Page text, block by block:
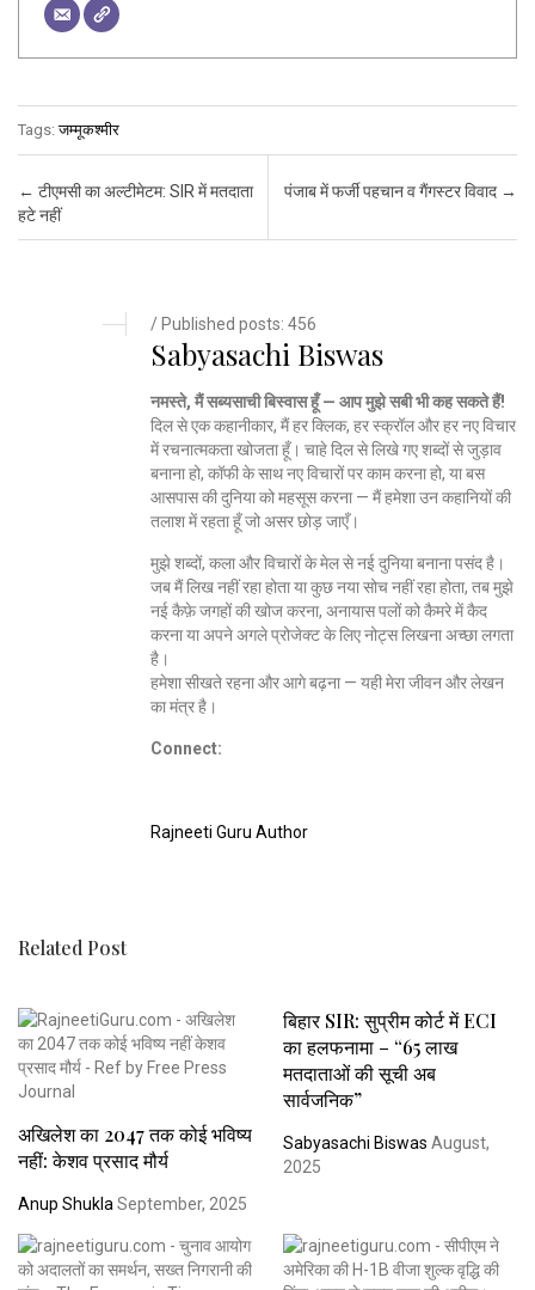
Tags:जम्मूकश्मीर
Post navigation
← टीएमसी का अल्टीमेटम: SIR में मतदाता
हटे नहीं
पंजाब में फर्जी पहचान व गैंगस्टर विवाद →
/ Published posts: 456
Sabyasachi Biswas
नमस्ते, मैं सब्यसाची बिस्वास हूँ — आप मुझे सबी भी कह सकते हैं!
दिल से एक कहानीकार, मैं हर क्लिक, हर स्क्रॉल और हर नए विचार
में रचनात्मकता खोजता हूँ। चाहे दिल से लिखे गए शब्दों से जुड़ाव
बनाना हो, कॉफी के साथ नए विचारों पर काम करना हो, या बस
आसपास की दुनिया को महसूस करना — मैं हमेशा उन कहानियों की
तलाश में रहता हूँ जो असर छोड़ जाएँ।
मुझे शब्दों, कला और विचारों के मेल से नई दुनिया बनाना पसंद है।
जब मैं लिख नहीं रहा होता या कुछ नया सोच नहीं रहा होता, तब मुझे
नई कैफ़े जगहों की खोज करना, अनायास पलों को कैमरे में कैद
करना या अपने अगले प्रोजेक्ट के लिए नोट्स लिखना अच्छा लगता
है।
हमेशा सीखते रहना और आगे बढ़ना — यही मेरा जीवन और लेखन
का मंत्र है।
Connect:
Rajneeti Guru Author
Related Post
अखिलेश का 2047 तक कोई भविष्य
नहीं: केशव प्रसाद मौर्य
Anup Shukla September, 2025
बिहार SIR: सुप्रीम कोर्ट में ECI
का हलफनामा – “65 लाख
मतदाताओं की सूची अब
सार्वजनिक”
Sabyasachi Biswas August,
2025